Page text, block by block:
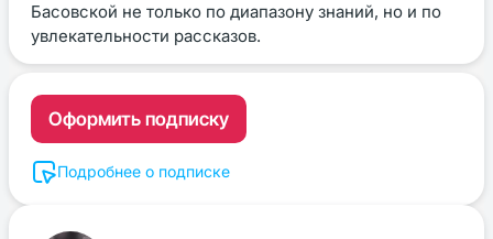
Басовской не только по диапазону знаний, но и по
увлекательности рассказов.
Оформить подписку
Подробнее о подписке